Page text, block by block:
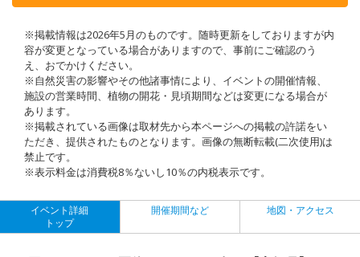
※掲載情報は2026年5月のものです。随時更新をしておりますが内
容が変更となっている場合がありますので、事前にご確認のう
え、おでかけください。
※自然災害の影響やその他諸事情により、イベントの開催情報、
施設の営業時間、植物の開花・見頃期間などは変更になる場合が
あります。
※掲載されている画像は取材先から本ページへの掲載の許諾をい
ただき、提供されたものとなります。画像の無断転載(二次使用)は
禁止です。
※表示料金は消費税8％ないし10％の内税表示です。
イベント詳細
トップ
開催期間など 地図・アクセス